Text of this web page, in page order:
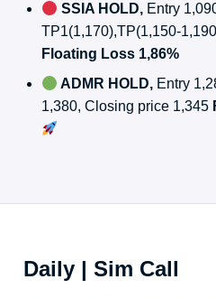
SSIA HOLD, Entry
TP1(1,170),TP(1,150-
Floating Loss 1,86%
ADMR HOLD, Entry
1,380, Closing price 1,345
Daily | Sim Call